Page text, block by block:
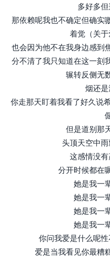
多好多
那依赖呢我也不确定但确实
着觉（关于
也会因为他不在我身边感到
分不清了我只知道在这一刻
辗转反侧无
烟还
你走那天盯着我看了好久说
但是道别那
头顶天空中
这感情没
分开时候都在
她是我一
她是我一
她是我一
她是我一
你问我爱是什么呢
爱是当我看见你最糟